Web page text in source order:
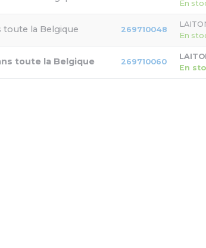
En
269710048
En
269710060
En